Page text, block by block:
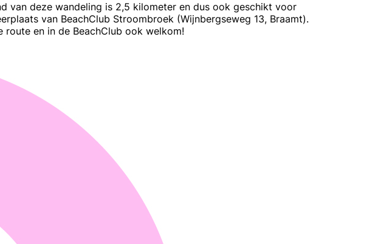
van deze wandeling is 2,5 kilometer en dus ook geschikt voor
van BeachClub Stroombroek (Wijnbergseweg 13, Braamt).
route en in de BeachClub ook welkom!